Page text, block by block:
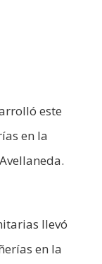
este
en la
llevó
en la